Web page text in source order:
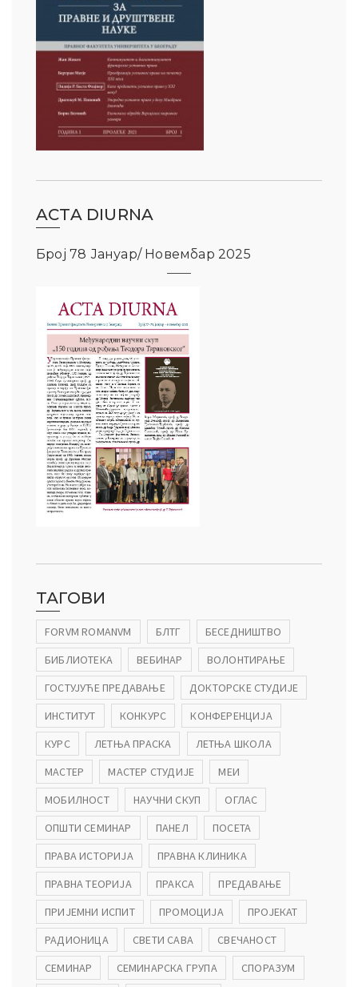
ACTA DIURNA
Број 78 Јануар/ Новембар 2025
ТАГОВИ
FORVM ROMANVM БЛТГ
БЕСЕДНИШТВО
БИБЛИОТЕКА
ВЕБИНАР
ВОЛОНТИРАЊЕ
ГОСТУЈУЋЕ ПРЕДАВАЊЕ
ДОКТОРСКЕ СТУДИЈЕ
ИНСТИТУТ
КОНКУРС
КОНФЕРЕНЦИЈА
КУРС
ЛЕТЊА ПРАСКА
ЛЕТЊА ШКОЛА
МАСТЕР
МАСТЕР СТУДИЈЕ
МЕИ
МОБИЛНОСТ
НАУЧНИ СКУП
ОГЛАС
ОПШТИ СЕМИНАР
ПАНЕЛ
ПОСЕТА
ПРАВА ИСТОРИЈА
ПРАВНА КЛИНИКА
ПРАВНА ТЕОРИЈА
ПРАКСА
ПРЕДАВАЊЕ
ПРИЈЕМНИ ИСПИТ
ПРОМОЦИЈА
ПРОЈЕКАТ
РАДИОНИЦА
СВЕТИ САВА
СВЕЧАНОСТ
СЕМИНАР
СЕМИНАРСКА ГРУПА
СПОРАЗУМ